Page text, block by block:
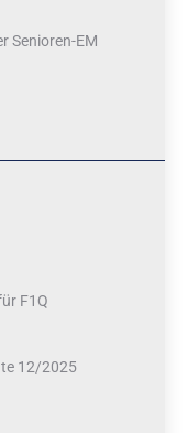
Senioren-EM
F1Q
12/2025